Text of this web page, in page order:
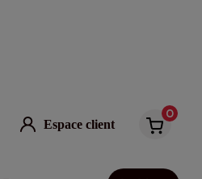
Espace client
0